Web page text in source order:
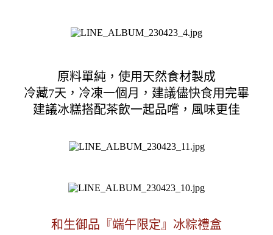
原料單純，使用天然食材製成
冷藏7天，冷凍一個月，建議儘快食用完畢
建議冰糕搭配茶飲一起品嚐，風味更佳
和生御品『端午限定』冰粽禮盒